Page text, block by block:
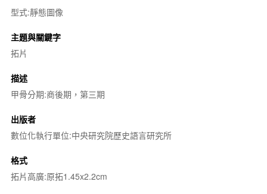
型式:靜態圖像
主題與關鍵字
拓片
描述
甲骨分期:商後期，第三期
出版者
數位化執行單位:中央研究院歷史語言研究所
格式
拓片高廣:原拓1.45x2.2cm